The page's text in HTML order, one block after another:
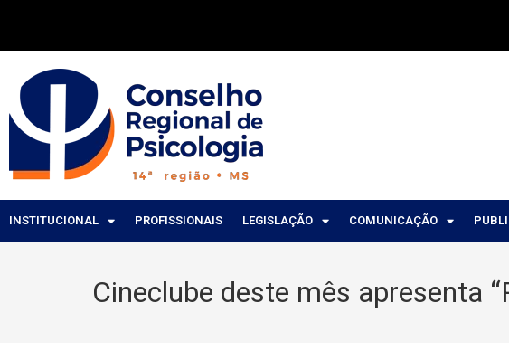
INSTITUCIONAL PROFISSIONAIS LEGISLAÇÃO COMUNICAÇÃO
Cineclube deste mês apresenta